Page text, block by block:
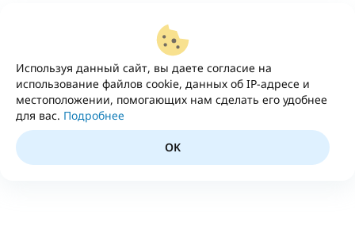
Используя данный сайт, вы даете согласие на
использование файлов cookie, данных об IP-адресе и
местоположении, помогающих нам сделать его удобнее
для вас. Подробнее
OK